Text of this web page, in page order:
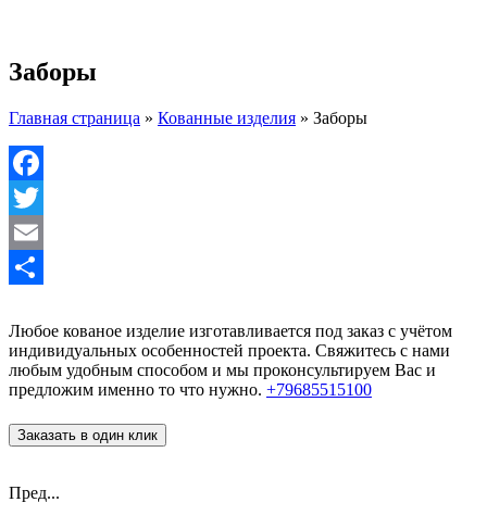
Заборы
Главная страница » Кованные изделия » Заборы
Facebook
Twitter
Email
Любое кованое изделие изготавливается под заказ с учётом
индивидуальных особенностей проекта. Свяжитесь с нами
любым удобным способом и мы проконсультируем Вас и
предложим именно то что нужно. +79685515100
Заказать в один клик
Пред...